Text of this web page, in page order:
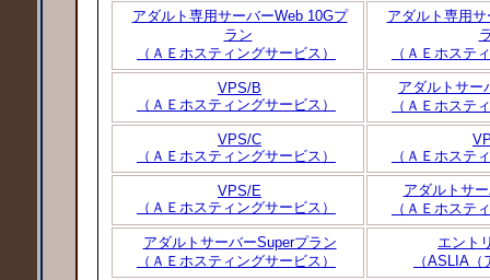
アダルト専用サーバーWeb 10Gプ
ラン
（ＡＥホスティングサービス）
アダルト専用
（ＡＥホステ
VPS/B
（ＡＥホスティングサービス）
アダルトサー
（ＡＥホステ
VPS/C
（ＡＥホスティングサービス）
（ＡＥホステ
VPS/E
（ＡＥホスティングサービス）
アダルトサ
（ＡＥホステ
アダルトサーバーSuperプラン
（ＡＥホスティングサービス）
エント
（ASLIA